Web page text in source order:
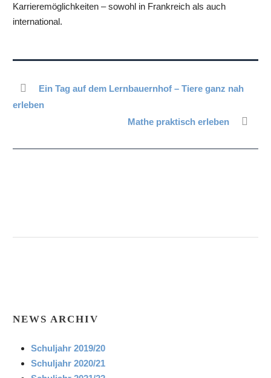
Karrieremöglichkeiten – sowohl in Frankreich als auch
international.
Ein Tag auf dem Lernbauernhof – Tiere ganz nah
erleben
Mathe praktisch erleben
NEWS ARCHIV
Schuljahr 2019/20
Schuljahr 2020/21